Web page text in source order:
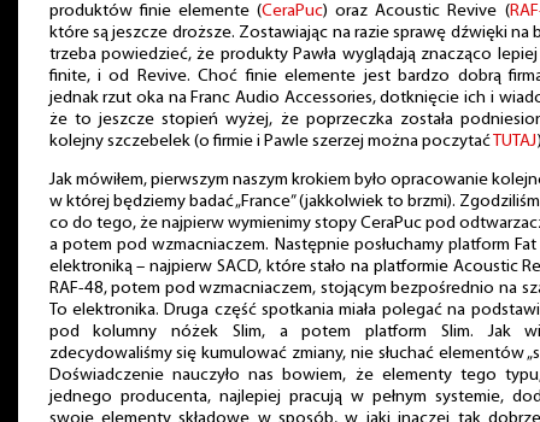
produktów finie elemente (CeraPuc) oraz Acoustic Revive (
które są jeszcze droższe. Zostawiając na razie sprawę dźwięki na
trzeba powiedzieć, że produkty Pawła wyglądają znacząco
finite, i od Revive. Choć finie elemente jest bardzo dobrą
jednak rzut oka na Franc Audio Accessories, dotknięcie ich i
że to jeszcze stopień wyżej, że poprzeczka została
kolejny szczebelek (o firmie i Pawle szerzej można poczytaćTUTAJ
Jak mówiłem, pierwszym naszym krokiem było opracowanie
w której będziemy badać „France” (jakkolwiek to brzmi).
co do tego, że najpierw wymienimy stopy CeraPuc pod
a potem pod wzmacniaczem. Następnie posłuchamy platform
elektroniką – najpierw SACD, które stało na platformie Acoustic
RAF-48, potem pod wzmacniaczem, stojącym bezpośrednio na
To elektronika. Druga część spotkania miała polegać na
pod kolumny nóżek Slim, a potem platform Slim. Jak
zdecydowaliśmy się kumulować zmiany, nie słuchać elementów
Doświadczenie nauczyło nas bowiem, że elementy tego
jednego producenta, najlepiej pracują w pełnym systemie,